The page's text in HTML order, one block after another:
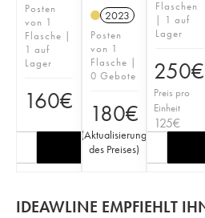
Posten
von 1
Flasche |
1 auf
Lager
160€
2023
Posten
von 1
Flasche |
0 Gebote
180€
(Aktualisierung
des Preises)
Flaschen
| 1 auf
Lager
250€
Preis pro
Einheit
125€
IDEAWLINE EMPFIEHLT